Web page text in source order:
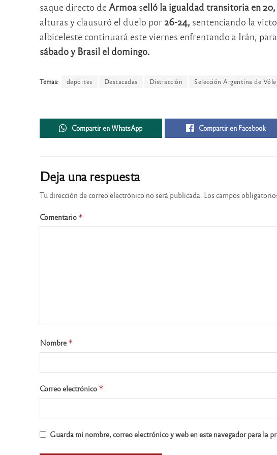
saque directo de Armoaselló la igualdad transitoria en 20,
alturas y clausuró el duelo por 26-24, sentenciando la
albiceleste continuará este viernes enfrentando a Irán,
sábado y Brasil el domingo.
Temas: deportes Destacadas Distracción Selección Argentina de
Compartir en WhatsApp Compartir en Facebook
Deja una respuesta
Tu dirección de correo electrónico no será publicada. Los campos
Comentario *
Nombre *
Correo electrónico *
Guarda mi nombre, correo electrónico y web en este navegador para la